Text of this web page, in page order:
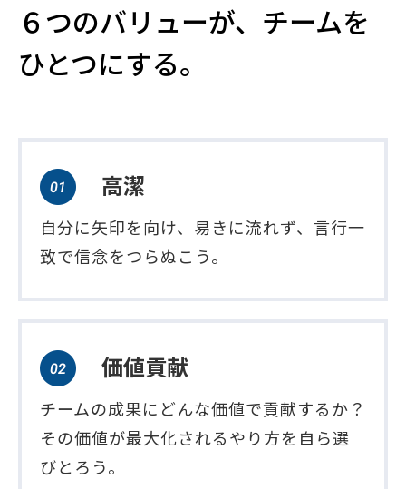
６つのバリューが、 チームを
ひとつにする。
高潔
自分に矢印を向け、易きに流れず、言行一
致で信念をつらぬこう。
価値貢献
チームの成果にどんな価値で貢献するか？
その価値が最大化されるやり方を自ら選
びとろう。